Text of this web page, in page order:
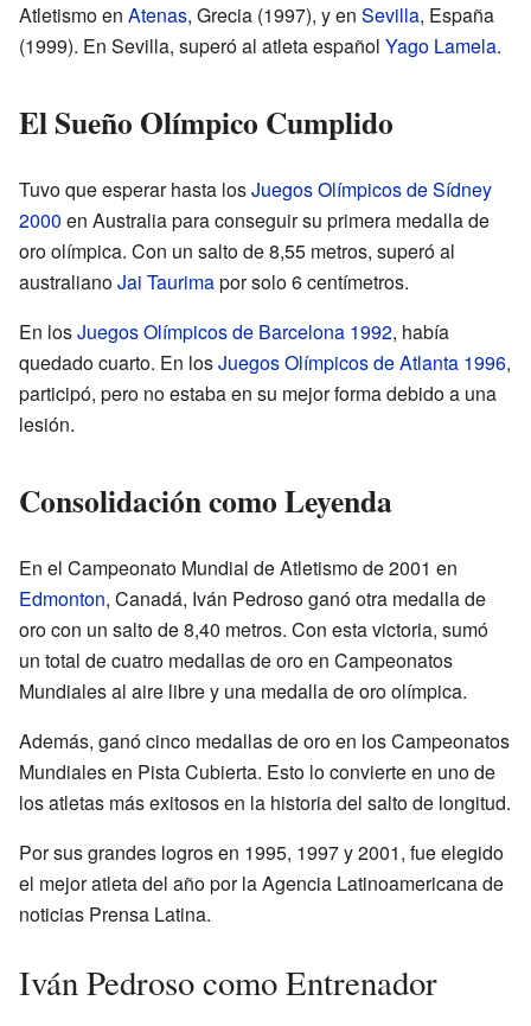
Atletismo en Atenas, Grecia (1997), y en Sevilla, España
(1999). En Sevilla, superó al atleta español Yago Lamela.
El Sueño Olímpico Cumplido
Tuvo que esperar hasta losJuegos Olímpicos de Sídney
2000 en Australia para conseguir su primera medalla de
oro olímpica. Con un salto de 8,55 metros, superó al
australianoJai Taurimapor solo 6 centímetros.
En losJuegos Olímpicos de Barcelona 1992, había
quedado cuarto. En losJuegos Olímpicos de Atlanta 1996,
participó, pero no estaba en su mejor forma debido a una
lesión.
Consolidación como Leyenda
En el Campeonato Mundial de Atletismo de 2001 en
Edmonton, Canadá, Iván Pedroso ganó otra medalla de
oro con un salto de 8,40 metros. Con esta victoria, sumó
un total de cuatro medallas de oro en Campeonatos
Mundiales al aire libre y una medalla de oro olímpica.
Además, ganó cinco medallas de oro en los Campeonatos
Mundiales en Pista Cubierta. Esto lo convierte en uno de
los atletas más exitosos en la historia del salto de longitud.
Por sus grandes logros en 1995, 1997 y 2001, fue elegido
el mejor atleta del año por la Agencia Latinoamericana de
noticias Prensa Latina.
Iván Pedroso como Entrenador